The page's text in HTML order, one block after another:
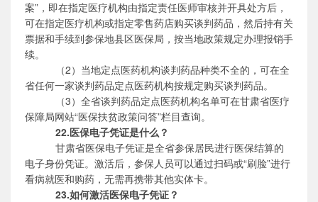
案”，即在指定医疗机构由指定责任医师审核并开具处方后，
可在指定医疗机构或指定零售药店购买谈判药品，然后持有关
票据和手续到参保地县区医保局，按当地政策规定办理报销手
续。
（2）当地定点医药机构谈判药品种类不全的，可在全
省任何一家谈判药品定点医药机构按规定购买谈判药品。
（3）全省谈判药品定点医药机构名单可在甘肃省医疗
保障局网站“医保扶贫政策问答”栏目查询。
22.医保电子凭证是什么？
甘肃省医保电子凭证是全省参保居民进行医保结算的
电子身份凭证。 激活后，参保人员可以通过扫码或“刷脸”进行
看病就医和购药，无需再携带其他实体卡。
23.如何激活医保电子凭证？